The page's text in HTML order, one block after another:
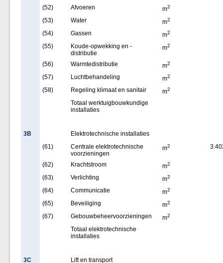
(52)
Afvoeren m2
(53) Water m2
(54) Gassen m2
(55)
Koude-opwekking en -
distributie
m2
(56) Warmtedistributie m2
(57) Luchtbehandeling m2
(58) Regeling klimaat en sanitair m2
Totaal werktuigbouwkundige
installaties
3B
Elektrotechnische installaties
(61)
Centrale elektrotechnische
voorzieningen
m2
(62) Krachtstroom m2
(63) Verlichting m2
(64) Communicatie m2
(65) Beveiliging m2
(67) Gebouwbeheervoorzieningen m2
Totaal elektrotechnische
installaties
3C Lift en transport